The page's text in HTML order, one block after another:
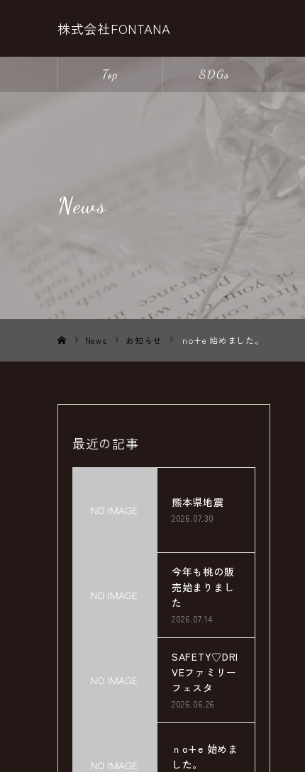
株式会社FONTANA
Top SDGs
News
News お知らせ ｎo+e 始めました。
最近の記事
熊本県地震
2026.07.30
今年も桃の販
売始まりまし
た
2026.07.14
SAFETY♡DRI
VEファミリー
フェスタ
2026.06.26
ｎo+e 始めま
した。